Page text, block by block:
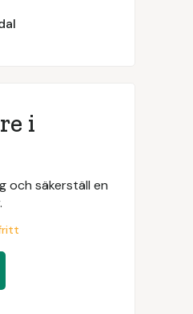
i
och säkerställ en